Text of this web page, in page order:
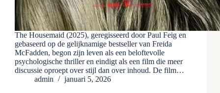
The Housemaid (2025), geregisseerd door Paul Feig en
gebaseerd op de gelijknamige bestseller van Freida
McFadden, begon zijn leven als een beloftevolle
psychologische thriller en eindigt als een film die meer
discussie oproept over stijl dan over inhoud. De film…
admin
januari 5, 2026